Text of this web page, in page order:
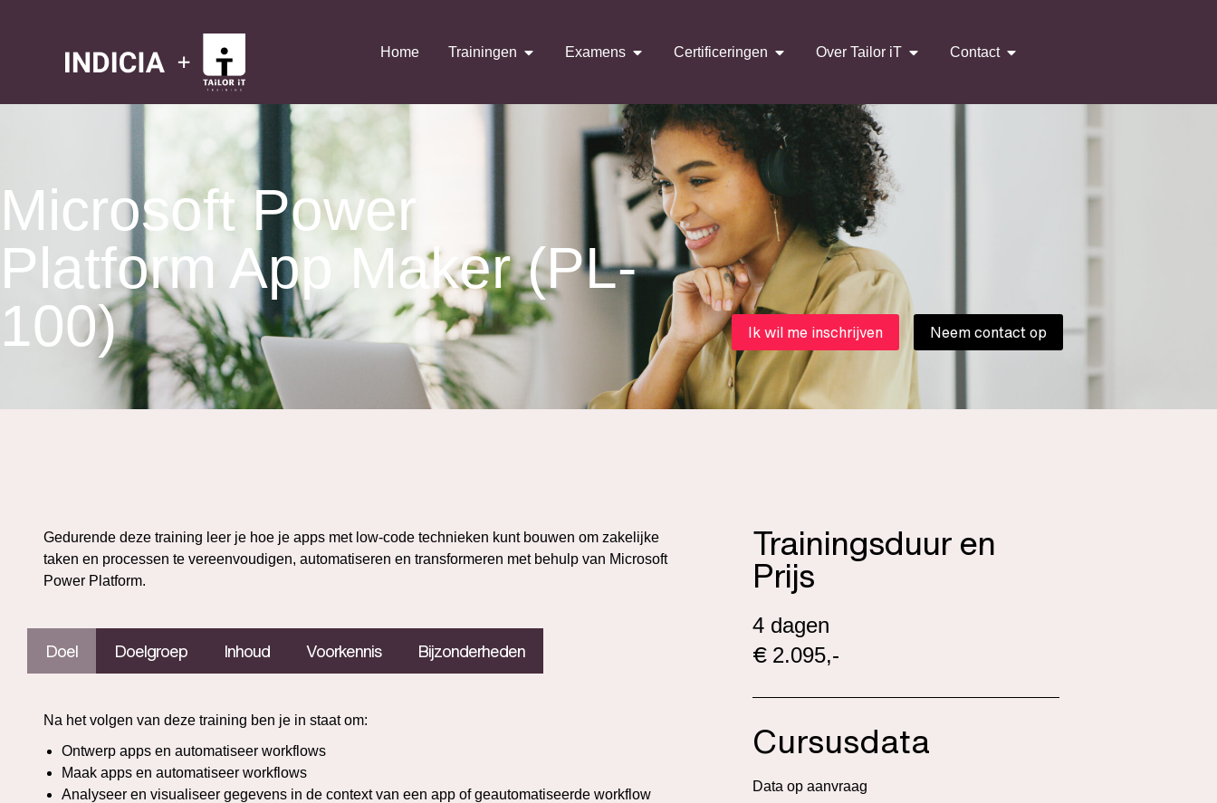
Home Trainingen Examens Certificeringen Over Tailor iT Contact
Microsoft Power
Platform App Maker (PL-
100)
Ik wil me inschrijven Neem contact op
Gedurende deze training leer je hoe je apps met low-code technieken kunt bouwen om zakelijke
taken en processen te vereenvoudigen, automatiseren en transformeren met behulp van Microsoft
Power Platform.
Doel Doelgroep Inhoud Voorkennis Bijzonderheden
Na het volgen van deze training ben je in staat om:
Ontwerp apps en automatiseer workflows
Maak apps en automatiseer workflows
Analyseer en visualiseer gegevens in de context van een app of geautomatiseerde workflow
Trainingsduur en
Prijs
4 dagen
€ 2.095,-
Cursusdata
Data op aanvraag